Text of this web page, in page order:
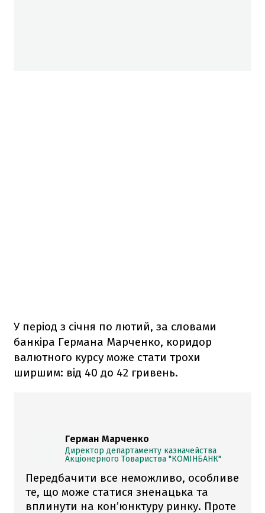
У період з січня по лютий, за словами
банкіра Германа Марченко, коридор
валютного курсу може стати трохи
ширшим: від 40 до 42 гривень.
Герман Марченко
Директор департаменту казначейства
Акціонерного Товариства "КОМІНБАНК"
Передбачити все неможливо, особливе
те, що може статися зненацька та
вплинути на кон’юнктуру ринку. Проте